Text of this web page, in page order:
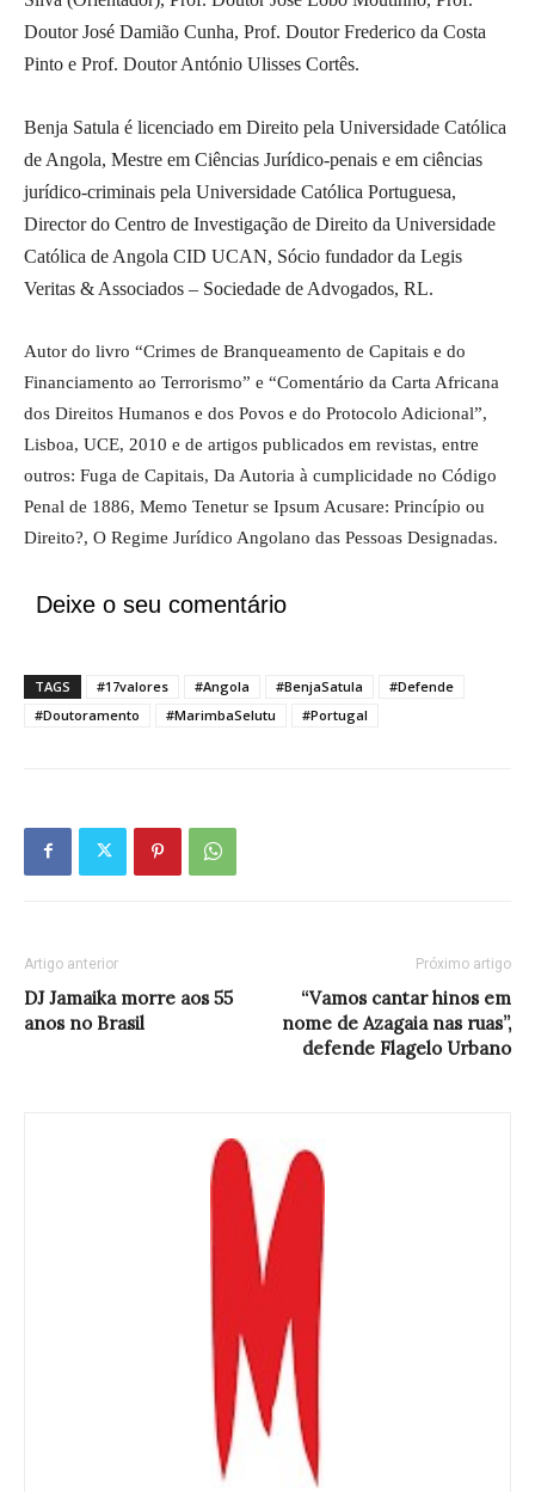
Doutor José Damião Cunha, Prof. Doutor Frederico da Costa
Pinto e Prof. Doutor António Ulisses Cortês.
Benja Satula é licenciado em Direito pela Universidade Católica
de Angola, Mestre em Ciências Jurídico-penais e em ciências
jurídico-criminais pela Universidade Católica Portuguesa,
Director do Centro de Investigação de Direito da Universidade
Católica de Angola CID UCAN, Sócio fundador da Legis
Veritas & Associados – Sociedade de Advogados, RL.
Autor do livro “Crimes de Branqueamento de Capitais e do
Financiamento ao Terrorismo” e “Comentário da Carta Africana
dos Direitos Humanos e dos Povos e do Protocolo Adicional”,
Lisboa, UCE, 2010 e de artigos publicados em revistas, entre
outros: Fuga de Capitais, Da Autoria à cumplicidade no Código
Penal de 1886, Memo Tenetur se Ipsum Acusare: Princípio ou
Direito?, O Regime Jurídico Angolano das Pessoas Designadas.
Deixe o seu comentário
TAGS #17valores #Angola #BenjaSatula
#Defende
#Doutoramento
#MarimbaSelutu #Portugal
Artigo anterior
DJ Jamaika morre aos 55
anos no Brasil
Próximo artigo
“Vamos cantar hinos em
nome de Azagaia nas ruas”,
defende Flagelo Urbano